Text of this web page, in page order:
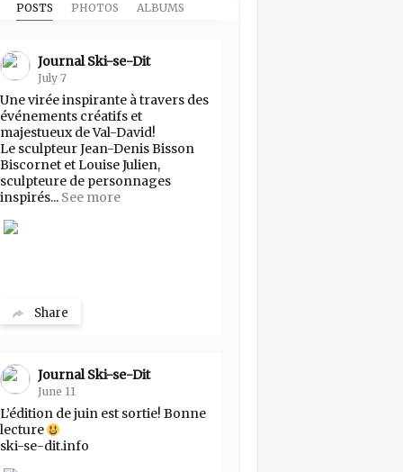
POSTS PHOTOS ALBUMS
Journal Ski-se-Dit
July 7
Une virée inspirante à travers des
événements créatifs et
majestueux de Val-David!
Le sculpteur Jean-Denis Bisson
Biscornet et Louise Julien,
sculpteure de personnages
inspirés... See more
Share
Journal Ski-se-Dit
June 11
L’édition de juin est sortie! Bonne
lecture
ski-se-dit.info